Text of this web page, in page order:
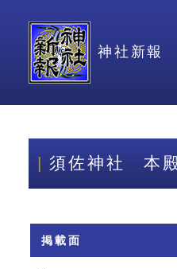
神社新報
須佐神社 本
掲載面